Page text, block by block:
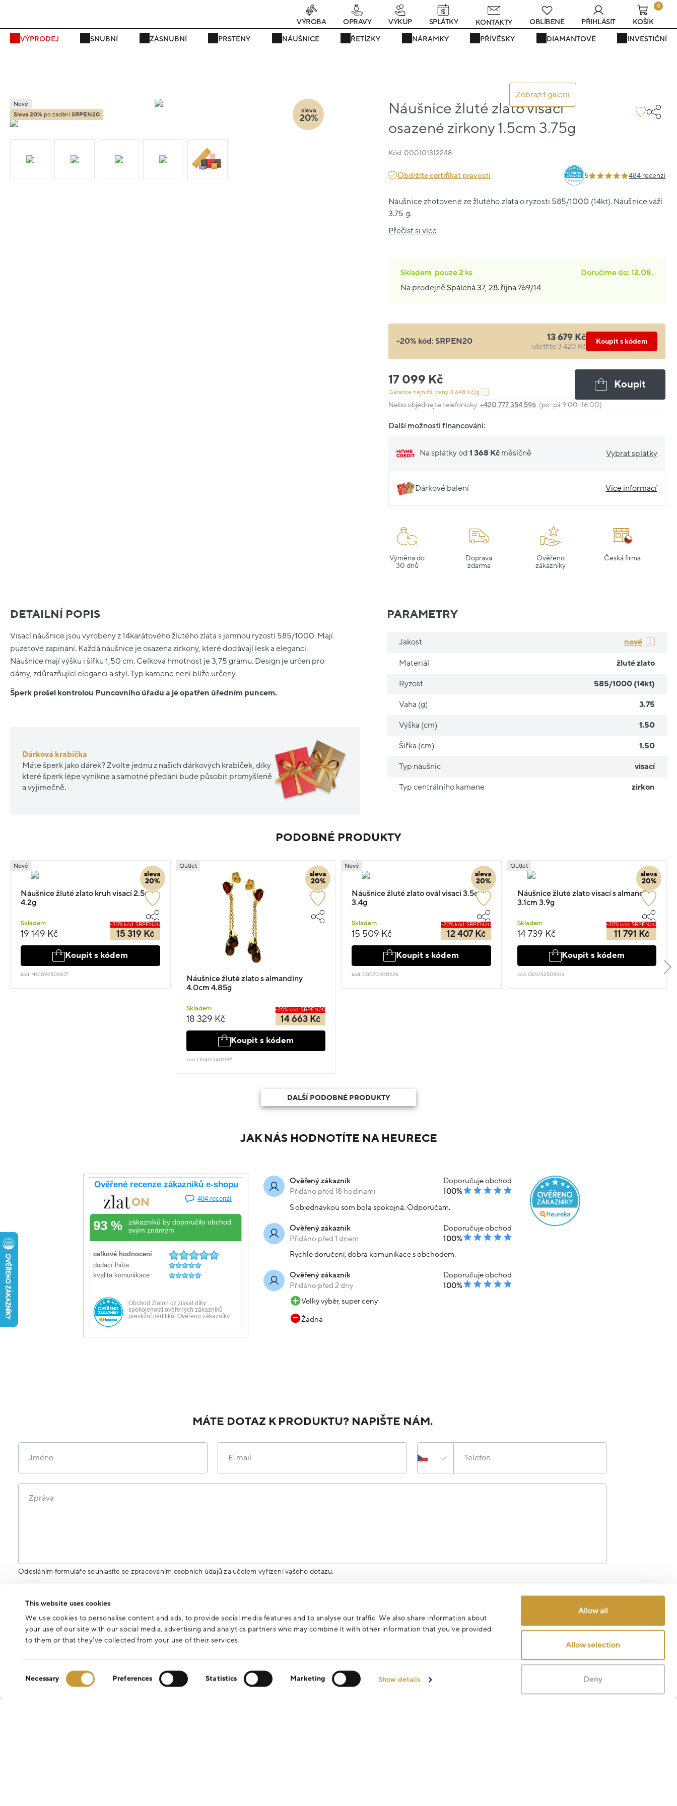
This website uses cookies
We use cookies to personalise content and ads, to provide social media features and to analyse our traffic. We also share information about
your use of our site with our social media, advertising and analytics partners who may combine it with other information that you’ve provided
to them or that they’ve collected from your use of their services.
Necessary Preferences Statistics Marketing Show details
Allow all
Allow selection
Deny
Právě teď! - 20 % na vše! Kód: SRPEN20 22 dní : 16h : 49m : 33s
VÝPRODEJ SNUBNÍ ZÁSNUBNÍ PRSTENY NÁUŠNICE ŘETÍZKY NÁRAMKY PŘÍVĚSKY DIAMANTOVÉ INVESTIČNÍ
VÝROBA OPRAVY VÝKUP SPLÁTKY KONTAKTY OBLÍBENÉ PŘIHLÁSIT
0
KOŠÍK
Zobrazit galerii
Náušnice žluté zlato visací
osazené zirkony 1.5cm 3.75g
Kód: 000101312248
Nové
Sleva 20% po zadání SRPEN20
sleva
20%
Obdržíte certifikát pravosti 5 484 recenzí
Náušnice zhotovené ze žlutého zlata o ryzosti 585/1000 (14kt). Náušnice váží
3.75 g.
Přečíst si více
Skladem pouze2 ks
Doručíme do: 12.08.
Na prodejně Spálená 37,28. října 769/14
-20% kód:SRPEN20 13 679 Kč
ušetříte 3 420 Kč
Koupit s kódem
17 099 Kč
Garance nejnižší ceny:3 648 Kč/g
Koupit
Nebo objednejte telefonicky:+420 777 354 596 (po–pá 9:00–16:00)
Další možnosti financování:
Na splátky od1 368 Kč měsíčně Vybrat splátky
Dárkové balení Více informací
Výměna do
30 dnů
Doprava
zdarma
Ověřeno
zákazníky
Česká firma
DETAILNÍ POPIS
Visací náušnice jsou vyrobeny z 14karátového žlutého zlata s jemnou ryzostí 585/1000. Mají
puzetové zapínání. Každá náušnice je osazena zirkony, které dodávají lesk a eleganci.
Náušnice mají výšku i šířku 1,50 cm. Celková hmotnost je 3,75 gramu. Design je určen pro
dámy, zdůrazňující eleganci a styl. Typ kamene není blíže určený.
Šperk prošel kontrolou Puncovního úřadu a je opatřen úředním puncem.
Dárková krabička
Máte šperk jako dárek? Zvolte jednu z našich dárkových krabiček, díky
které šperk lépe vynikne a samotné předání bude působit promyšleně
a výjimečně.
PARAMETRY
Jakost nové
Materiál žluté zlato
Ryzost 585/1000 (14kt)
Vaha (g) 3.75
Výška (cm) 1.50
Šířka (cm) 1.50
Typ náušnic visací
Typ centrálního kamene zirkon
PODOBNÉ PRODUKTY
sleva
20%
Nové
Náušnice žluté zlato kruh visací 2.5cm
4.2g
Skladem
19 149 Kč
-20% kód: SRPEN20
15 319 Kč
Koupit s kódem
kód: N10092500677
sleva
20%
Outlet
Náušnice žluté zlato s almandiny
4.0cm 4.85g
Skladem
18 329 Kč
-20% kód: SRPEN20
14 663 Kč
Koupit s kódem
kód: O04122401192
sleva
20%
Nové
Náušnice žluté zlato ovál visací 3.5cm
3.4g
Skladem
15 509 Kč
-20% kód: SRPEN20
12 407 Kč
Koupit s kódem
kód: 000701910226
sleva
20%
Outlet
Náušnice žluté zlato visací s almandiny
3.1cm 3.9g
Skladem
14 739 Kč
-20% kód: SRPEN20
11 791 Kč
Koupit s kódem
kód: O21052505513
DALŠÍ PODOBNÉ PRODUKTY
JAK NÁS HODNOTÍTE NA HEURECE
Ověřený zákazník
Přidáno před 18 hodinami
Doporučuje obchod
100%
S objednávkou som bola spokojná. Odporúčam.
Ověřený zákazník
Přidáno před 1 dnem
Doporučuje obchod
100%
Rychlé doručení, dobrá komunikace s obchodem.
Ověřený zákazník
Přidáno před 2 dny
Doporučuje obchod
100%
Velký výběr, super ceny
Žádná
MÁTE DOTAZ K PRODUKTU? NAPIŠTE NÁM.
Jméno E-mail Telefon
Zpráva
Odesláním formuláře souhlasíte se zpracováním osobních údajů za účelem vyřízení vašeho dotazu.
Odeslat